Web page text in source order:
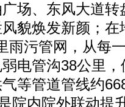
场、东风大道
貌焕发新颜；
雨污管网，从每
电管沟38公里，
等管道管线约
院内院外联动提